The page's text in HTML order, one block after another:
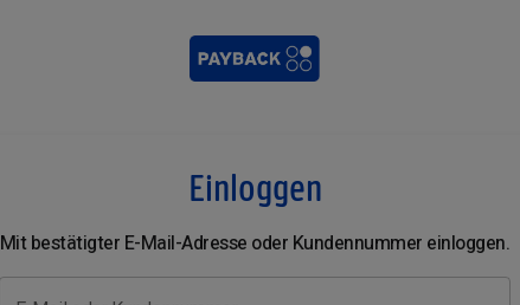
Einloggen
Mit bestätigter E-Mail-Adresse oder Kundennummer einloggen.